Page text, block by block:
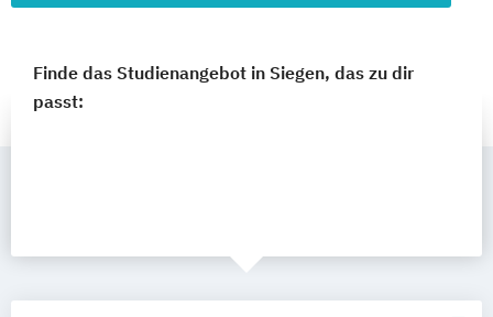
Finde das Studienangebot in Siegen, das zu dir
passt: